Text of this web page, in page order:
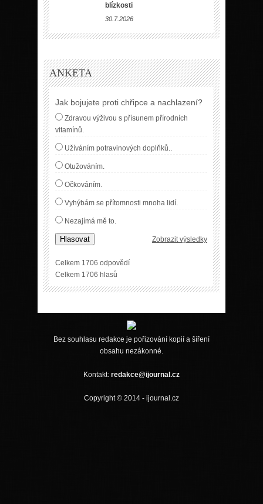
blízkosti
30.7.2026
ANKETA
Jak bojujete proti chřipce a nachlazení?
Zdravou výživou s přísunem přírodních
vitamínů.
Užíváním potravinových doplňků..
Otužováním.
Očkováním.
Vyhýbám se přítomnosti mnoha lidí.
Nezajímá mě to.
Hlasovat Zobrazit výsledky
Celkem 1706 odpovědí
Celkem 1706 hlasů
Bez souhlasu redakce je pořizování kopií a šíření
obsahu nezákonné.
Kontakt: redakce@ijournal.cz
Copyright © 2014 - ijournal.cz